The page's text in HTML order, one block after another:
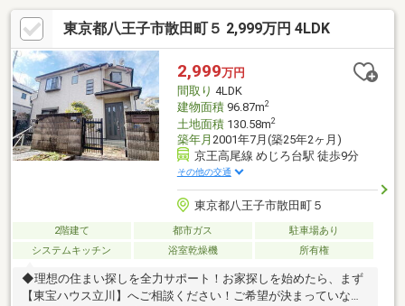
東京都八王子市散田町５ 2,999万円 4LDK
2,999万円
間取り 4LDK
建物面積96.87m2
土地面積130.58m2
築年月 2001年7月(築25年2ヶ月)
京王高尾線 めじろ台駅 徒歩9分
その他の交通
東京都八王子市散田町５
2階建て 都市ガス
駐車場あり
システムキッチン
浴室乾燥機 所有権
◆理想の住まい探しを全力サポート！お家探しを始めたら、まず
【東宝ハウス立川】へご相談ください！ご希望が決まっていなく